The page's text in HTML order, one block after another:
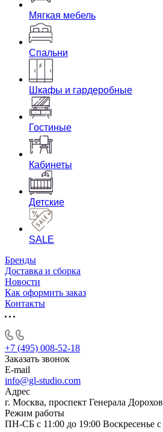
Мягкая мебель
Спальни
Шкафы и гардеробные
Гостиные
Кабинеты
Детские
SALE
Бренды
Доставка и сборка
Новости
Как оформить заказ
Контакты
+7 (495) 008-52-18
Заказать звонок
E-mail
info@gl-studio.com
Адрес
г. Москва, проспект Генерала
Режим работы
ПН-СБ с 11:00 до 19:00 Воскресенье с